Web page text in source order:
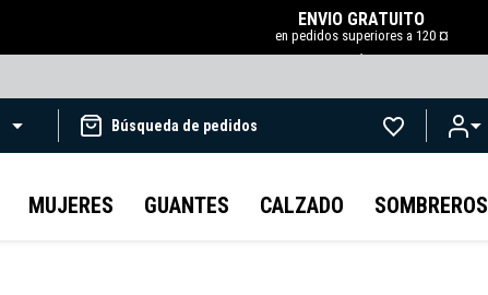
ENVÍO GRATUITO
en pedidos superiores a 120 ¤
.
Búsqueda de pedidos
MUJERES GUANTES CALZADO SOMBREROS